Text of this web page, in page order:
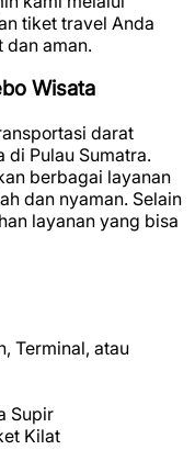
tiket travel Anda
dan aman.
Wisata
darat
di Pulau Sumatra.
berbagai layanan
dan nyaman. Selain
layanan yang bisa
Terminal, atau
Supir
Kilat